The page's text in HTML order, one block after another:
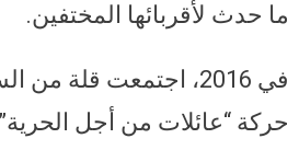
ما حدث لأقربائها المختفين.
في 2016، اجتمعت قلة
حركة “عائلات من أجل